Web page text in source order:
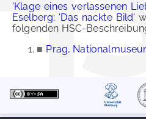
'Klage eines verlassenen
Eselberg: 'Das nackte Bild'
folgenden HSC-
■ Prag,